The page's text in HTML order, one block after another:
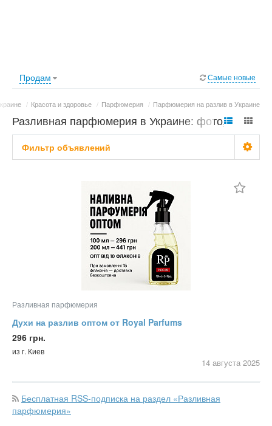
Продам Самые новые
/ Красота и здоровье / Парфюмерия / Парфюмерия на разлив в Украине
Разливная парфюмерия в Украине: фото,
цены
Фильтр объявлений
Применить Сбросить фильтр
Разливная парфюмерия
Духи на разлив оптом от Royal Parfums
296 грн.
из г. Киев
14 августа 2025
Бесплатная RSS-подписка на раздел «Разливная
парфюмерия»